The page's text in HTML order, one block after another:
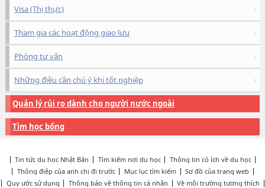
Visa (Thị thực)
Tham gia các hoạt động giao lưu
Phòng tư vấn
Những điều cần chú ý khi tốt nghiệp
Quản lý rủi ro dành cho người nước ngoài
Tìm học bổng
Tin tức du học Nhật Bản Tìm kiếm nơi du học
Thông tin có ích về du học
Thông điệp của anh chị đi trước
Mục lục tìm kiếm
Sơ đồ của trang web
Quy ước sử dụng
Thông báo về thông tin cá nhân Về môi trường tương thích